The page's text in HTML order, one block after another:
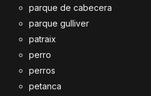
parque de cabecera
parque gulliver
patraix
perro
perros
petanca